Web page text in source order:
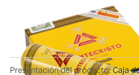
52
Longitud:135 mm / 5.3 pulgadas
0Reseñas
Presentación del producto:Caja